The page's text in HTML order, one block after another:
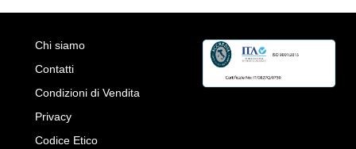
Chi siamo
Contatti
Condizioni di Vendita
Privacy
Codice Etico